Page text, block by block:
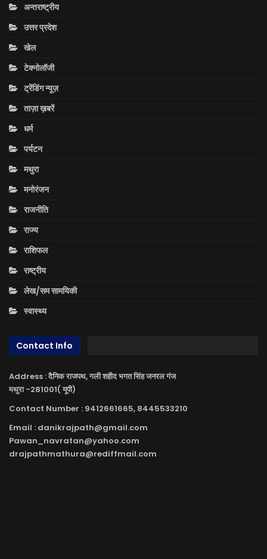
अन्तराष्ट्रीय
उत्तर प्रदेश
खेल
टेक्नोलॉजी
ट्रेंडिंग न्यूज़
ताज़ा ख़बरें
धर्म
पर्यटन
मथुरा
मनोरंजन
राजनीति
राज्य
राशिफल
राष्ट्रीय
लेख/सम सामयिकी
स्वास्थ्य
Contact Info
Address : दैनिक राजपथ, गली शहीद भगत सिंह जनरल गंज
मथुरा -281001( यूपी)
Contact Number : 9412661665, 8445533210
Email : danikrajpath@gmail.com
Pawan_navratan@yahoo.com
drajpathmathura@rediffmail.com